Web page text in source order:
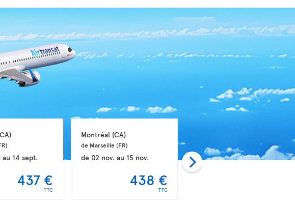
au 14 sept.
437 €
TTC
Montréal (CA)
de Marseille (FR)
de 02 nov. au 15 nov.
438 €
TTC
de30 aoûtau19 sept.